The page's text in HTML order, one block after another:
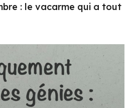
: le vacarme qui a tout